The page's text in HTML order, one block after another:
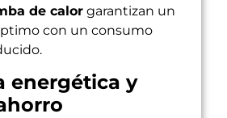
de calor garantizan un
con un consumo
energética y